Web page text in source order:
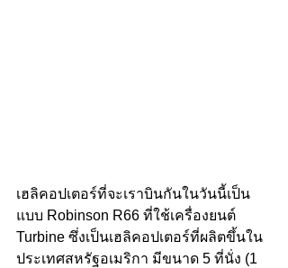
เฮลิคอปเตอร์ที่จะเราบินกันในวันนี้เป็น
แบบ Robinson R66 ที่ใช้เครื่องยนต์
Turbine ซึ่งเป็นเฮลิคอปเตอร์ที่ผลิตขึ้นใน
ประเทศสหรัฐอเมริกา มีขนาด 5 ที่นั่ง (1